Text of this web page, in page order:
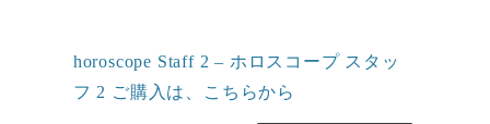
horoscope Staff 2 – ホロスコープ スタッ
フ 2 ご購入は、こちらから